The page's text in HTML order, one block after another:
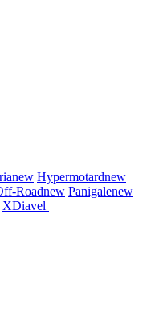
new Hypermotardnew
Roadnew Panigalenew
XDiavel